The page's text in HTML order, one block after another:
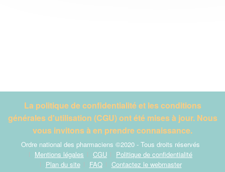
La politique de confidentialité et les conditions
générales d'utilisation (CGU) ont été mises à jour. Nous
vous invitons à en prendre connaissance.
Ordre national des pharmaciens ©2020 - Tous droits réservés
Mentions légales
CGU
Politique de confidentialité
Plan du site
FAQ Contactez le webmaster